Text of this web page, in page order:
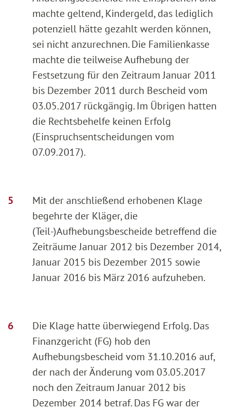
machte geltend, Kindergeld, das lediglich
potenziell hätte gezahlt werden können,
sei nicht anzurechnen. Die Familienkasse
machte die teilweise Aufhebung der
Festsetzung für den Zeitraum Januar 2011
bis Dezember 2011 durch Bescheid vom
03.05.2017 rückgängig. Im Übrigen hatten
die Rechtsbehelfe keinen Erfolg
(Einspruchsentscheidungen vom
07.09.2017).
Mit der anschließend erhobenen Klage
begehrte der Kläger, die
(Teil-)Aufhebungsbescheide betreffend die
Zeiträume Januar 2012 bis Dezember 2014,
Januar 2015 bis Dezember 2015 sowie
Januar 2016 bis März 2016 aufzuheben.
Die Klage hatte überwiegend Erfolg. Das
Finanzgericht (FG) hob den
Aufhebungsbescheid vom 31.10.2016 auf,
der nach der Änderung vom 03.05.2017
noch den Zeitraum Januar 2012 bis
Dezember 2014 betraf. Das FG war der